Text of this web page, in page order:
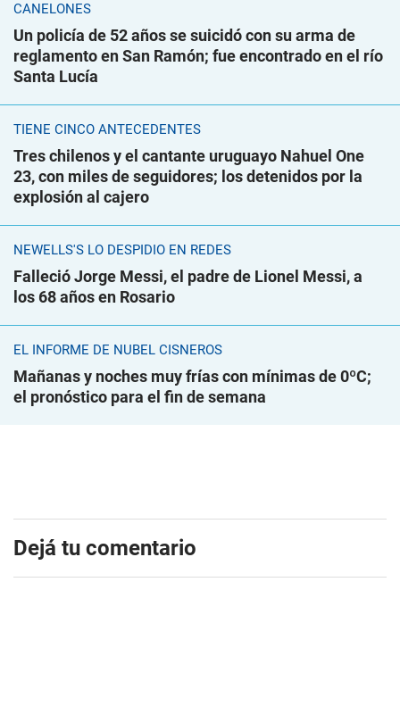
CANELONES
Un policía de 52 años se suicidó con su arma de
reglamento en San Ramón; fue encontrado en el río
Santa Lucía
TIENE CINCO ANTECEDENTES
Tres chilenos y el cantante uruguayo Nahuel One
23, con miles de seguidores; los detenidos por la
explosión al cajero
NEWELLS'S LO DESPIDIÓ EN REDES
Falleció Jorge Messi, el padre de Lionel Messi, a
los 68 años en Rosario
EL INFORME DE NUBEL CISNEROS
Mañanas y noches muy frías con mínimas de 0ºC;
el pronóstico para el fin de semana
Dejá tu comentario